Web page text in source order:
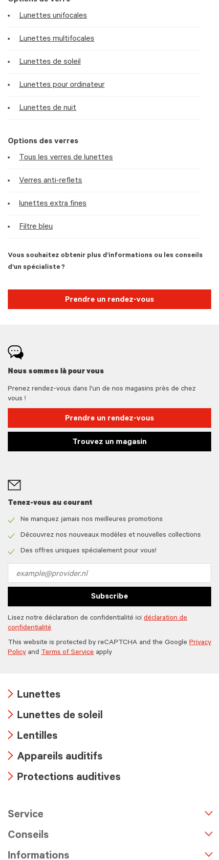
Lunettes unifocales
Lunettes multifocales
Lunettes de soleil
Lunettes pour ordinateur
Lunettes de nuit
Options des verres
Tous les verres de lunettes
Verres anti-reflets
lunettes extra fines
Filtre bleu
Vous souhaitez obtenir plus d’informations ou les conseils
d’un spécialiste ?
Prendre un rendez-vous
Nous sommes là pour vous
Prenez rendez-vous dans l'un de nos magasins près de chez
vous !
Prendre un rendez-vous
Trouvez un magasin
Tenez-vous au courant
icon
Ne manquez jamais nos meilleures promotions
icon
Découvrez nos nouveaux modèles et nouvelles collections
Des offres uniques spécialement pour vous!
address
Subscribe
Lisez notre déclaration de confidentialité ici déclaration de
confidentialité
This website is protected by reCAPTCHA and the Google Privacy
Policy and Terms of Service apply
icon
Lunettes
icon
Lunettes de soleil
icon
Lentilles
icon
Appareils auditifs
Protections auditives
Service
Conseils
Informations